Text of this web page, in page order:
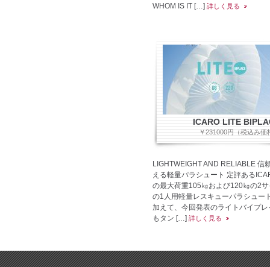
WHOM IS IT […] 詳しく見る
ICARO LITE
￥231000円（税込み価
LIGHTWEIGHT AND RELIABLE 信
える軽量パラシュート 定評ある
の最大荷重105㎏および120㎏の2
の1人用軽量レスキューパラシュー
加えて、今回発表のライトバイプレ
もタン […] 詳しく見る